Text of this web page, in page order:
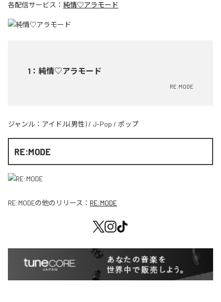
各配信サービス： 純情♡アラモード
1 ： 純情♡アラモード
RE:MODE
ジャンル： アイドル(男性) / J-Pop / ポップ
RE:MODE
RE:MODEの他のリリース： RE:MODE